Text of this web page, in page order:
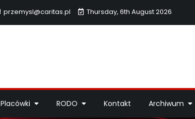
przemysl@caritas.pl Thursday, 6th August 2026
Placówki RODO Kontakt Archiwum